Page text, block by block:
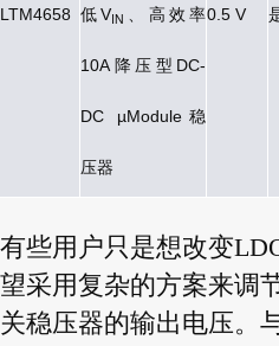
LTM4658 低VIN 、高效率
10A降压型 DC-
DC µModule稳
压器
0.5 V
有些用户只是想改变
望采用复杂的方案来调
关稳压器的输出电压。